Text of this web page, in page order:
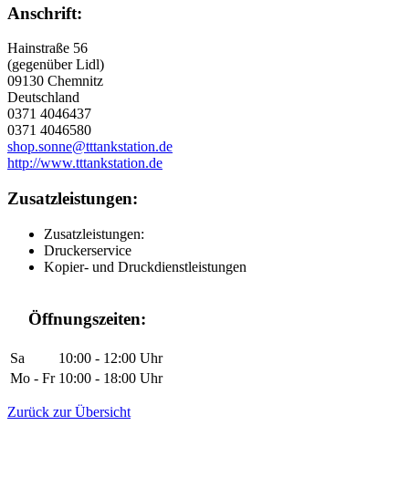
Anschrift:
Hainstraße 56
(gegenüber Lidl)
09130 Chemnitz
Deutschland
0371 4046437
0371 4046580
shop.sonne@tttankstation.de
http://www.tttankstation.de
Zusatzleistungen:
Zusatzleistungen:
Druckerservice
Kopier- und Druckdienstleistungen
Öffnungszeiten:
Sa 10:00 - 12:00 Uhr
Mo - Fr 10:00 - 18:00 Uhr
Zurück zur Übersicht